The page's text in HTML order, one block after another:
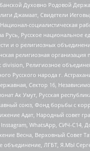
Духовно Родовой
Джамаат, Свидетели
социалистическая
Русское национальное
и о религиозных
религиозная
Религиозное
народа г.
Сектор 16,
Ак Умут, Русская
союз, Фонд борьбы с
Адат, Народный совет
WhatsApp, СИЧ-С14,
Весна, Верховный Совет
объединение, ЛГБТ, Я.МЫ